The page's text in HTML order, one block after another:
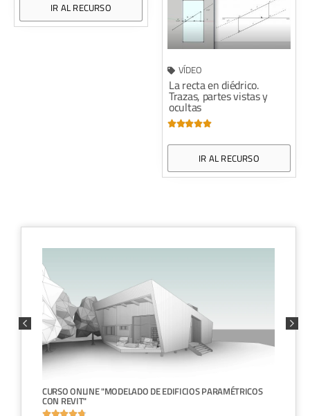
IR AL RECURSO
VÍDEO
La recta en diédrico.
Trazas, partes vistas y
ocultas

IR AL RECURSO
CURSO ONLINE "MODELADO DE EDIFICIOS PARAMÉTRICOS
CON REVIT"
